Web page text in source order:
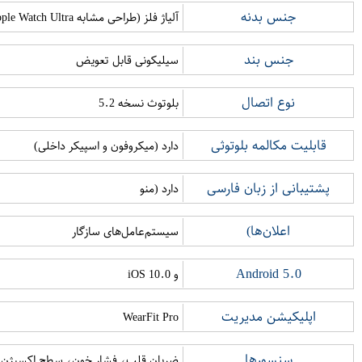
جنس بدنه آلیاژ فلز (طراحی مشابه Apple Watch Ultra)
جنس بند سیلیکونی قابل تعویض
نوع اتصال بلوتوث نسخه 5.2
قابلیت مکالمه بلوتوثی دارد (میکروفون و اسپیکر داخلی)
پشتیبانی از زبان فارسی دارد (منو
اعلان‌ها) سیستم‌عامل‌های سازگار
Android 5.0 و iOS 10.0
اپلیکیشن مدیریت WearFit Pro